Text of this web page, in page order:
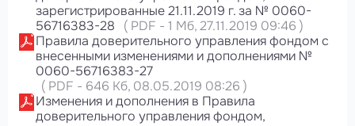
зарегистрированные 21.11.2019 г. за № 0060-
56716383-28
( PDF - 1 Мб, 27.11.2019 09:46 )
Правила доверительного управления фондом с
внесенными изменениями и дополнениями №
0060-56716383-27
( PDF - 646 Кб, 08.05.2019 08:26 )
Изменения и дополнения в Правила
доверительного управления фондом,